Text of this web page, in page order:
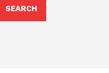
SEARCH